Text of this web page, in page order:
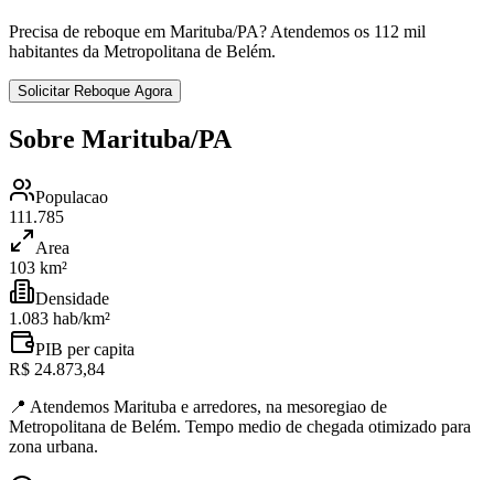
Precisa de reboque em Marituba/PA? Atendemos os 112 mil
habitantes da Metropolitana de Belém.
Solicitar Reboque Agora
Sobre Marituba/PA
Populacao
111.785
Area
103 km²
Densidade
1.083 hab/km²
PIB per capita
R$ 24.873,84
📍 Atendemos Marituba e arredores, na mesoregiao de
Metropolitana de Belém. Tempo medio de chegada otimizado para
zona urbana.